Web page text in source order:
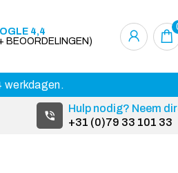
4,4
BEOORDELINGEN)
werkdagen.
Hulp nodig? Neem
+31 (0)79 33 101 33